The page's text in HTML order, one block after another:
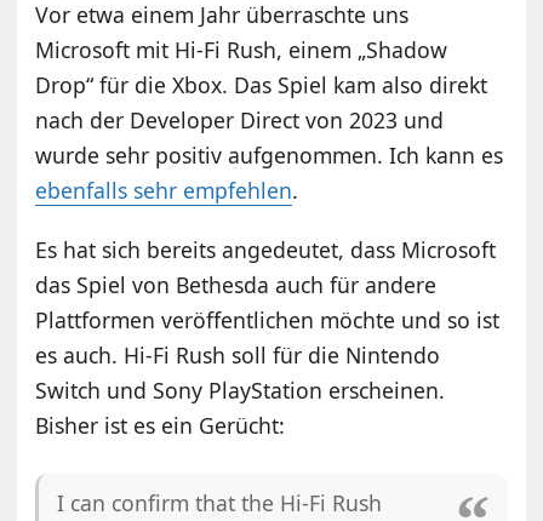
Vor etwa einem Jahr überraschte uns
Microsoft mit Hi-Fi Rush, einem „Shadow
Drop“ für die Xbox. Das Spiel kam also direkt
nach der Developer Direct von 2023 und
wurde sehr positiv aufgenommen. Ich kann es
ebenfalls sehr empfehlen.
Es hat sich bereits angedeutet, dass Microsoft
das Spiel von Bethesda auch für andere
Plattformen veröffentlichen möchte und so ist
es auch. Hi-Fi Rush soll für die Nintendo
Switch und Sony PlayStation erscheinen.
Bisher ist es ein Gerücht:
I can confirm that the Hi-Fi Rush